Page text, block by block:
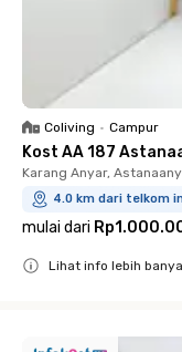
Coliving • Campur
Kost AA 187
Karang Anyar,
4.0 km dari telkom
mulai dari
Lihat info lebih